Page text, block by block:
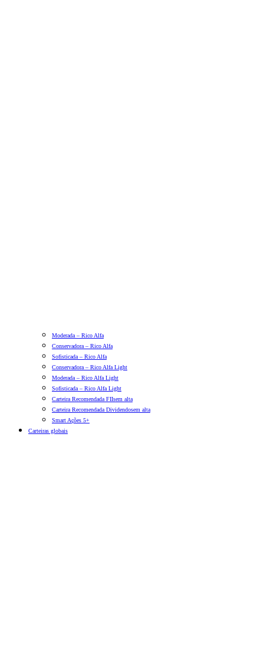
Moderada – Rico Alfa
Conservadora – Rico Alfa
Sofisticada – Rico Alfa
Conservadora – Rico Alfa Light
Moderada – Rico Alfa Light
Sofisticada – Rico Alfa Light
Carteira Recomendada FIIsem alta
Carteira Recomendada Dividendosem alta
Smart Ações 5+
Carteiras globais